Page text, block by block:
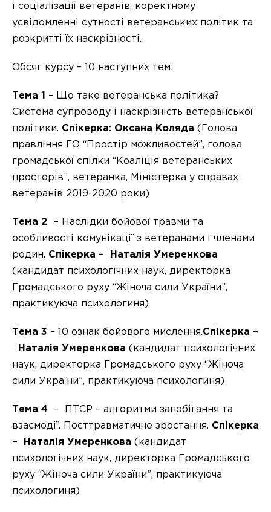
і соціалізації ветеранів, коректному
усвідомленні сутності ветеранських політик та
розкритті їх наскрізності.
Обсяг курсу – 10 наступних тем:
Тема 1 – Що таке ветеранська політика?
Система супроводу і наскрізність ветеранської
політики. Спікерка: Оксана Коляда (Голова
правління ГО “Простір можливостей”, голова
громадської спілки “Коаліція ветеранських
просторів”, ветеранка, Міністерка у справах
ветеранів 2019-2020 роки)
Тема 2 – Наслідки бойової травми та
особливості комунікації з ветеранами і членами
родин. Спікерка – Наталія Умеренкова
(кандидат психологічних наук, директорка
Громадського руху “Жіноча сили України”,
практикуюча психологиня)
Тема 3 – 10 ознак бойового мислення.Спікерка –
Наталія Умеренкова (кандидат психологічних
наук, директорка Громадського руху “Жіноча
сили України”, практикуюча психологиня)
Тема 4 – ПТСР – алгоритми запобігання та
взаємодії. Посттравматичне зростання. Спікерка
– Наталія Умеренкова (кандидат
психологічних наук, директорка Громадського
руху “Жіноча сили України”, практикуюча
психологиня)